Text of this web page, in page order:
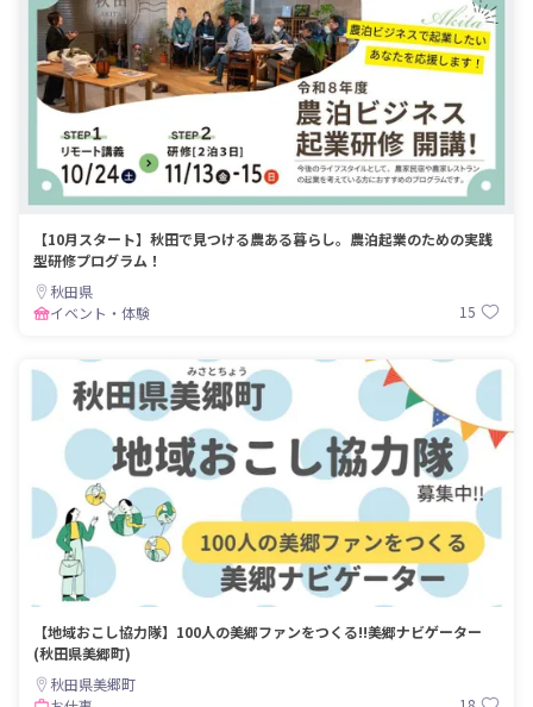
【10月スタート】秋田で見つける農ある暮らし。農泊起業のための実践
型研修プログラム！
秋田県
イベント・体験
15
【地域おこし協力隊】100人の美郷ファンをつくる!!美郷ナビゲーター
(秋田県美郷町)
秋田県美郷町